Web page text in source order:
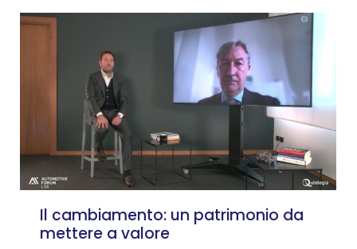
Il cambiamento: un patrimonio da
mettere a valore